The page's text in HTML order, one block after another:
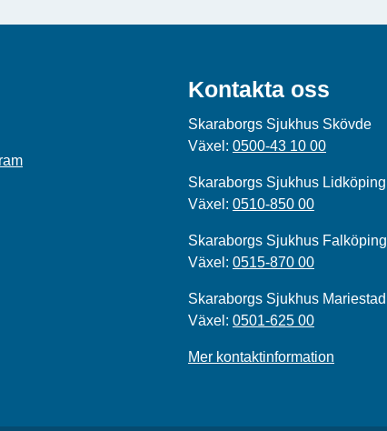
Kontakta oss
Skaraborgs Sjukhus Skövde
Växel: 0500-43 10 00
Skaraborgs Sjukhus Lidköping
Växel: 0510-850 00
Skaraborgs Sjukhus Falköping
Växel: 0515-870 00
Skaraborgs Sjukhus Mariestad
Växel: 0501-625 00
Mer kontaktinformation